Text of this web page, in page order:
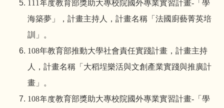
111 年度教育部獎助大專校院國外專業實習計畫- 「學
海築夢」，計畫主持人，計畫名稱「法國廚藝菁英培
訓」。
108年教育部推動大學社會責任實踐計畫，計畫主持
人，計畫名稱「大稻埕樂活與文創產業實踐與推廣計
畫」。
108年度教育部獎助大專校院國外專業實習計畫- 「學